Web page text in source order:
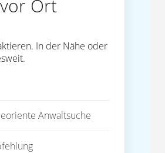
Ort
In der Nähe oder
Anwaltsuche